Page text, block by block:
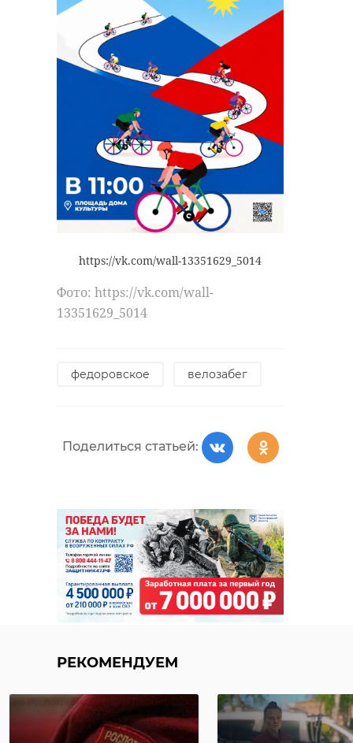
https://vk.com/wall-13351629_5014
Фото: https://vk.com/wall-
13351629_5014
федоровское велозабег
Поделиться статьей:
РЕКОМЕНДУЕМ